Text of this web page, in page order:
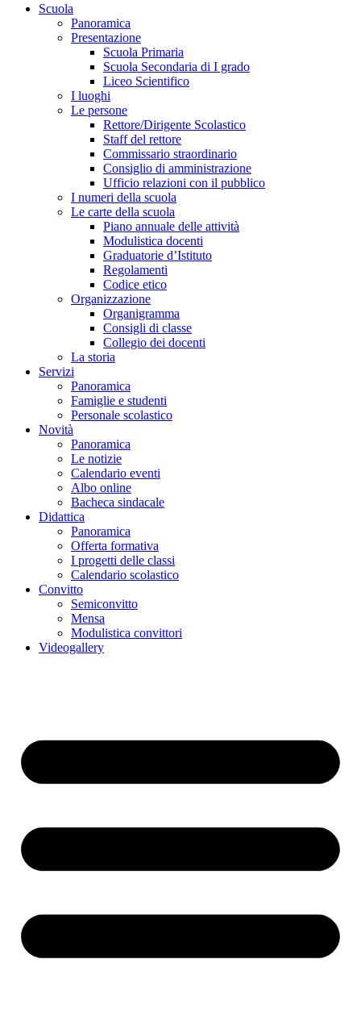
Scuola
Panoramica
Presentazione
Scuola Primaria
Scuola Secondaria di I grado
Liceo Scientifico
I luoghi
Le persone
Rettore/Dirigente Scolastico
Staff del rettore
Commissario straordinario
Consiglio di amministrazione
Ufficio relazioni con il pubblico
I numeri della scuola
Le carte della scuola
Piano annuale delle attività
Modulistica docenti
Graduatorie d’Istituto
Regolamenti
Codice etico
Organizzazione
Organigramma
Consigli di classe
Collegio dei docenti
La storia
Servizi
Panoramica
Famiglie e studenti
Personale scolastico
Novità
Panoramica
Le notizie
Calendario eventi
Albo online
Bacheca sindacale
Didattica
Panoramica
Offerta formativa
I progetti delle classi
Calendario scolastico
Convitto
Semiconvitto
Mensa
Modulistica convittori
Videogallery